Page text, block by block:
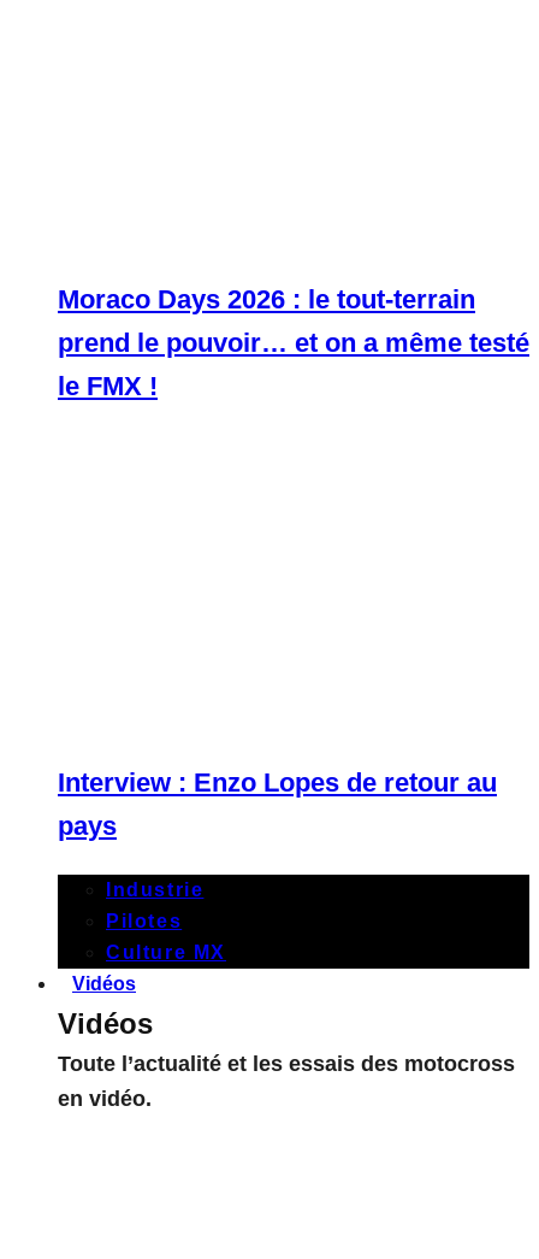
Moraco Days 2026 : le tout-terrain
prend le pouvoir… et on a même testé
le FMX !
Interview : Enzo Lopes de retour au
pays
Industrie
Pilotes
Culture MX
Vidéos
Vidéos
Toute l’actualité et les essais des motocross
en vidéo.